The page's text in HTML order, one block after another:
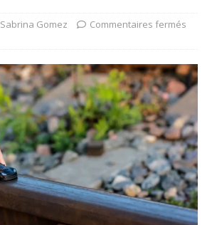
Sabrina Gomez Commentaires fermés